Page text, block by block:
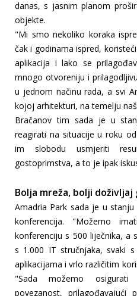
danas, s jasnim planom
objekte.
"Mi smo nekoliko koraka
čak i godinama ispred,
aplikacija i lako se
mnogo otvoreniju i
u jednom načinu rada, a svi
kojoj arhitekturi, na temelju
Bračanov tim sada je u
reagirati na situacije u roku
im slobodu usmjeriti
gostoprimstva, a to je ipak
Bolja mreža, bolji
Amadria Park sada je u
konferencija. "Možemo
konferenciju s 500 liječnika, a
s 1.000 IT stručnjaka, svaki
aplikacijama i vrlo različitim
"Sada možemo osigurati
povezanost, prilagođavajući